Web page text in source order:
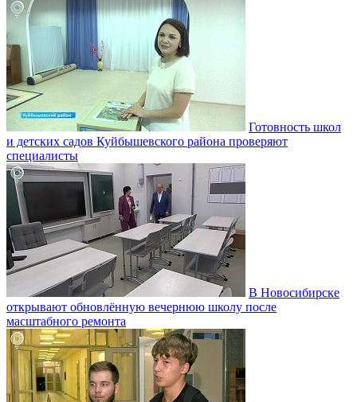
Готовность школ
и детских садов Куйбышевского района проверяют
специалисты
В Новосибирске
открывают обновлённую вечернюю школу после
масштабного ремонта